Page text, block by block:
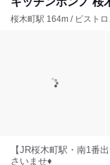
桜木町駅 164m / ビスト
【JR桜木町駅・南1番
さいませ♦︎